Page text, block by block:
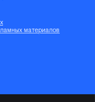
материалов